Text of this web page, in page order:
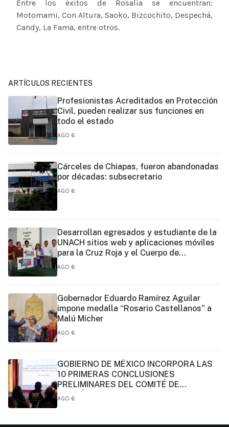
Entre los éxitos de Rosalía se encuentran:
Motomami, Con Altura, Saoko, Bizcochito, Despechá,
Candy, La Fama, entre otros.
ARTÍCULOS RECIENTES
Profesionistas Acreditados en Protección
Civil, pueden realizar sus funciones en
todo el estado
AGO 6
Cárceles de Chiapas, fueron abandonadas
por décadas: subsecretario
AGO 6
Desarrollan egresados y estudiante de la
UNACH sitios web y aplicaciones móviles
para la Cruz Roja y el Cuerpo de
Bomberos de Tapachula
AGO 6
Gobernador Eduardo Ramírez Aguilar
impone medalla “Rosario Castellanos” a
Malú Mícher
AGO 6
GOBIERNO DE MÉXICO INCORPORA LAS
10 PRIMERAS CONCLUSIONES
PRELIMINARES DEL COMITÉ DE
CIENTÍFICOS Y ESPECIALISTAS PARA EL
AGO 6